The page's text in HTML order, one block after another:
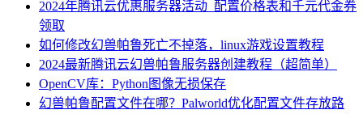
2024年腾讯云优惠服务器活动_配置价格表和千元代金券
领取
如何修改幻兽帕鲁死亡不掉落，linux游戏设置教程
2024最新腾讯云幻兽帕鲁服务器创建教程（超简单）
OpenCV库：Python图像无损保存
幻兽帕鲁配置文件在哪？Palworld优化配置文件存放路